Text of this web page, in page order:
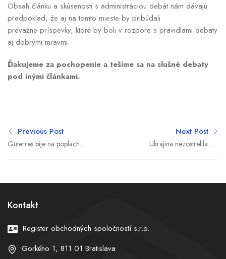
Obsah článku a skúsenosti s administráciou debát nám dávajú
predpoklad, že aj na tomto mieste by pribúdali
prevažne príspevky, ktoré by boli v rozpore s pravidlami debaty
aj dobrými mravmi.
Ďakujeme za pochopenie a tešíme sa na slušné debaty
pod inými článkami.
Previous Post
Guterres bije na poplach
Next Post
Ukrajina nezostrelila ani
Kontakt
Register obchodných spoločností s.r.o.
Gorkého 1, 811 01 Bratislava